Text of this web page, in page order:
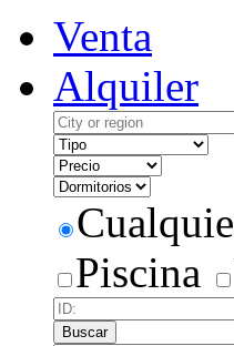
Venta
Alquiler
Piscina
Buscar